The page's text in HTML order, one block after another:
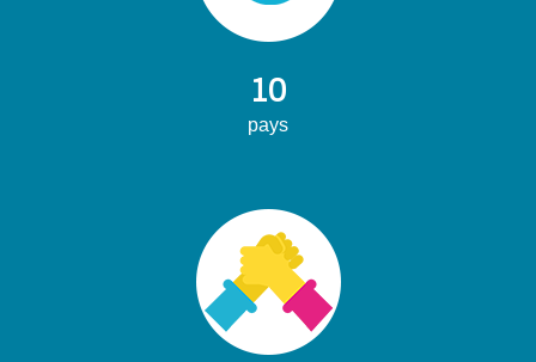
10
pays